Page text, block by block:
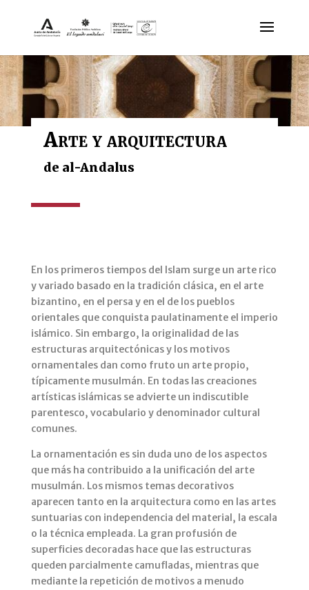
Arte y arquitectura
de al-Andalus
En los primeros tiempos del Islam surge un arte rico
y variado basado en la tradición clásica, en el arte
bizantino, en el persa y en el de los pueblos
orientales que conquista paulatinamente el imperio
islámico. Sin embargo, la originalidad de las
estructuras arquitectónicas y los motivos
ornamentales dan como fruto un arte propio,
típicamente musulmán. En todas las creaciones
artísticas islámicas se advierte un indiscutible
parentesco, vocabulario y denominador cultural
comunes.
La ornamentación es sin duda uno de los aspectos
que más ha contribuido a la unificación del arte
musulmán. Los mismos temas decorativos
aparecen tanto en la arquitectura como en las artes
suntuarias con independencia del material, la escala
o la técnica empleada. La gran profusión de
superficies decoradas hace que las estructuras
queden parcialmente camufladas, mientras que
mediante la repetición de motivos a menudo